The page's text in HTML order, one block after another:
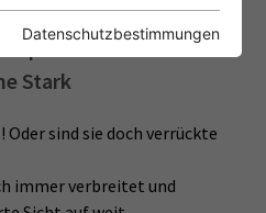
die Integration
Stark
sind sie doch verrückte
immer verbreitet und
Datenschutzbestimmungen